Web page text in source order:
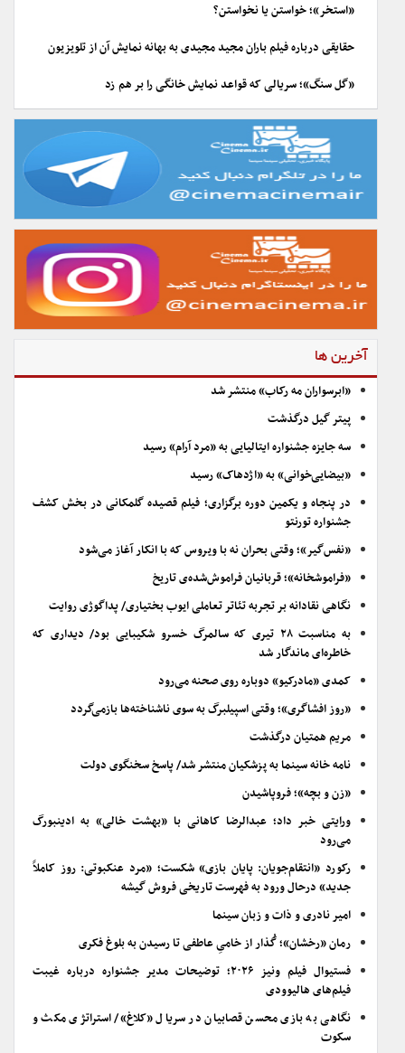
«استخر»؛ خواستن یا نخواستن؟
حقایقی درباره فیلم باران مجید مجیدی به بهانه نمایش آن از تلویزیون
«گل سنگ»؛ سریالی که قواعد نمایش خانگی را بر هم زد
آخرین ها
«ابرسواران مه رکاب» منتشر شد
پیتر گیل درگذشت
سه جایزه جشنواره ایتالیایی به «مرد آرام» رسید
«بیضایی‌خوانی» به «اژدهاک» رسید
در پنجاه و یکمین دوره برگزاری؛ فیلم قصیده گلمکانی در بخش کشف
جشنواره تورنتو
«نفس‌گیر»؛ وقتی بحران نه با ویروس که با انکار آغاز می‌شود
«فراموشخانه»؛ قربانیان فراموش‌شده‌ی تاریخ
نگاهی نقادانه بر تجربه تئاتر تعاملی ایوب بختیاری/ پداگوژی روایت
به مناسبت ۲۸ تیری که سالمرگ خسرو شکیبایی بود/ دیداری که
خاطره‌ای ماندگار شد
کمدی «مادرکیو» دوباره روی صحنه می‌رود
«روز افشاگری»؛ وقتی اسپیلبرگ به سوی ناشناخته‌ها بازمی‌گردد
مریم همتیان درگذشت
نامه خانه سینما به پزشکیان منتشر شد/ پاسخ سخنگوی دولت
«زن و بچه»؛ فروپاشیدن
ورایتی خبر داد؛ عبدالرضا کاهانی با «بهشت خالی» به ادینبورگ
می‌رود
رکورد «انتقام‌جویان: پایان بازی» شکست؛ «مرد عنکبوتی: روز کاملاً
جدید» درحال ورود به فهرست تاریخی فروش گیشه
امیر نادری و ذات و زبان سینما
رمان «رخشان»؛ گُذار از خامیِ عاطفی تا رسیدن به بلوغ فکری
فستیوال فیلم ونیز ۲۰۲۶؛ توضیحات مدیر جشنواره درباره غیبت
فیلم‌های هالیوودی
نگاهی به بازی محسن قصابیان در سریال «کلاغ»/ استراتژی مکث و
سکوت